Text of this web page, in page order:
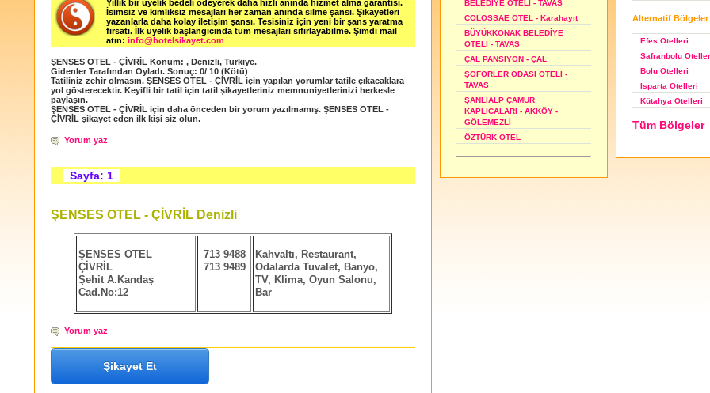
Yıllık bir üyelik bedeli ödeyerek daha hızlı anında hizmet alma garantisi.
İsimsiz ve kimliksiz mesajları her zaman anında silme şansı. Şikayetleri
yazanlarla daha kolay iletişim şansı. Tesisiniz için yeni bir şans yaratma
fırsatı. İlk üyelik başlangıcında tüm mesajları sıfırlayabilme. Şimdi mail
atın: info@hotelsikayet.com
ŞENSES OTEL - ÇİVRİL Konum: , Denizli, Turkiye.
Gidenler Tarafından Oyladı. Sonuç: 0/ 10 (Kötü)
Tatiliniz zehir olmasın. ŞENSES OTEL - ÇİVRİL için yapılan yorumlar tatile çıkacaklara
yol gösterecektir. Keyifli bir tatil için tatil şikayetleriniz memnuniyetlerinizi herkesle
paylaşın.
ŞENSES OTEL - ÇİVRİL için daha önceden bir yorum yazılmamış. ŞENSES OTEL -
ÇİVRİL şikayet eden ilk kişi siz olun.
Yorum yaz
Sayfa: 1
ŞENSES OTEL - ÇİVRİL Denizli
ŞENSES OTEL
ÇİVRİL
Şehit A.Kandaş
Cad.No:12
713 9488
713 9489
Kahvaltı, Restaurant,
Odalarda Tuvalet, Banyo,
TV, Klima, Oyun Salonu,
Bar
Yorum yaz
Şikayet Et
BELEDİYE OTELİ - TAVAS
COLOSSAE OTEL - Karahayıt
BÜYÜKKONAK BELEDİYE
OTELİ - TAVAS
ÇAL PANSİYON - ÇAL
ŞOFÖRLER ODASI OTELİ -
TAVAS
ŞANLIALP ÇAMUR
KAPLICALARI - AKKÖY -
GÖLEMEZLİ
ÖZTÜRK OTEL
Alternatif Bölgeler
Efes Otelleri
Safranbolu
Bolu Otelleri
Isparta Otelleri
Kütahya Otelleri
Tüm Bölgeler